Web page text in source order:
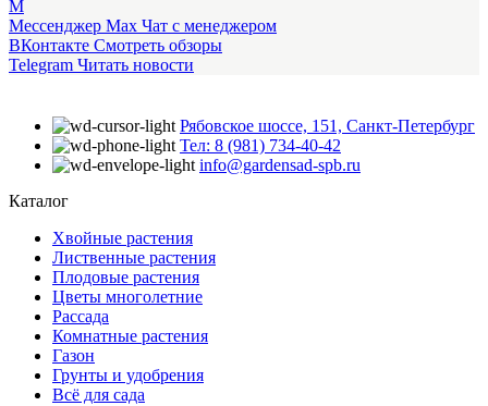
M
Мессенджер Max Чат с менеджером
ВКонтакте Смотреть обзоры
Telegram Читать новости
Рябовское шоссе, 151, Санкт-Петербург
Тел: 8 (981) 734-40-42
info@gardensad-spb.ru
Каталог
Хвойные растения
Лиственные растения
Плодовые растения
Цветы многолетние
Рассада
Комнатные растения
Газон
Грунты и удобрения
Всё для сада